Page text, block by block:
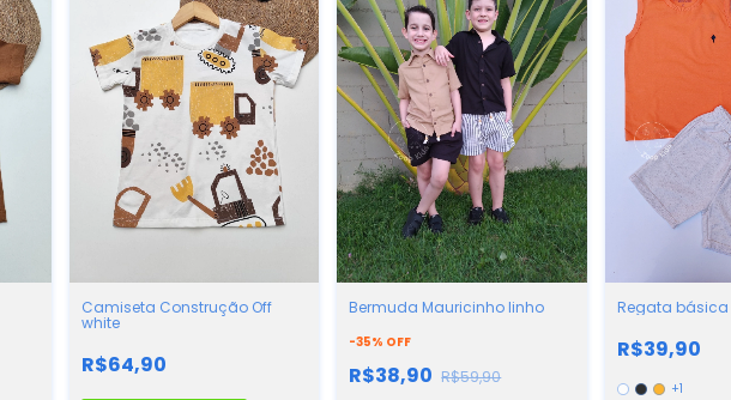
Camiseta Construção Off
white
R$64,90
Bermuda Mauricinho linho
-35% OFF
R$38,90 R$59,90
Regata
R$39,90
+1